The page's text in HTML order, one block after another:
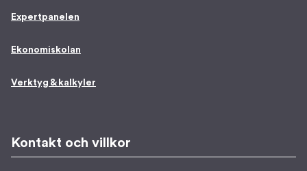
Expertpanelen
Ekonomiskolan
Verktyg & kalkyler
Kontakt och villkor